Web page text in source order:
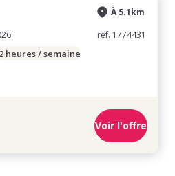
À 5.1km
ref. 1774431
heures / semaine
Voir l'offre